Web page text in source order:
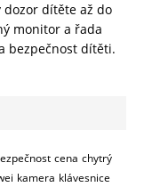
dítěte až do
monitor a řada
bezpečnost dítěti.
cena chytrý
kamera klávesnice